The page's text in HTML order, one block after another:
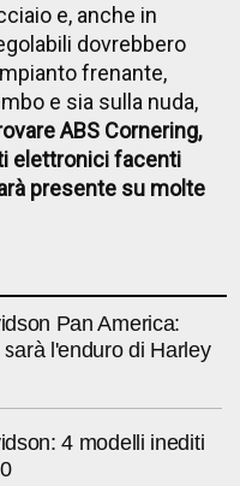
e, anche in
dovrebbero
frenante,
e sia sulla nuda,
ABS Cornering,
elettronici facenti
presente su molte
Pan America:
l'enduro di Harley
4 modelli inediti